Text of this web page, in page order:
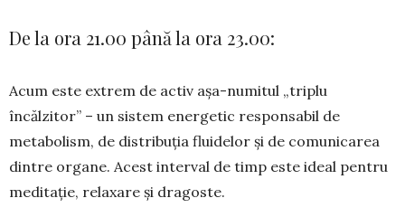
De la ora 21.00 până la ora 23.00:
Acum este extrem de activ așa-numitul „triplu
încălzitor” – un sistem energetic responsabil de
metabolism, de distribuția fluidelor și de comunicarea
dintre organe. Acest interval de timp este ideal pentru
meditație, relaxare și dragoste.